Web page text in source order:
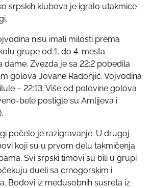
srpskih klubova je igralo utakmice
nisu imali milosti prema
grupe od 1. do 4. mesta
dame. Zvezda je sa 22:2 pobedila
golova Jovane Radonjić. Vojvodina
– 22:13. Više od polovine golova
bele postigle su Amlijeva i
počelo je razigravanje. U drugoj
koji su u prvom delu takmičenja
Svi srpski timovi su bili u grupi
dueli sa crnogorskim i
Bodovi iz međusobnih susreta iz